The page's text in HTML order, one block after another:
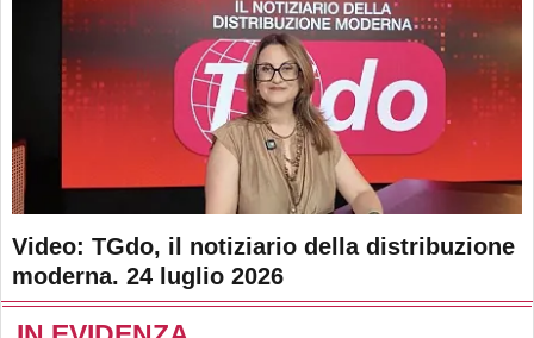
Video: TGdo, il notiziario della distribuzione
moderna. 24 luglio 2026